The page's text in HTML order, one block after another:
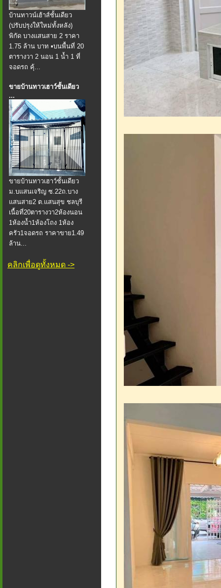
บ้านทาวน์เฮ้าส์ชั้นเดียว
(ปรับปรุงให้ใหม่ทั้งหลัง)
พิกัด บางแสนสาย 2 ราคา
1.75 ล้าน บาท ▪️บนพื้นที่ 20
ตารางวา 2 นอน 1 น้ำ 1 ที่
จอดรถ คุ้...
ขายบ้านทาวเฮาว์ชั้นเดียว
...
ขายบ้านทาวเฮาว์ชั้นเดียว
ม.บแสนเจริญ ซ.22ถ.บาง
แสนสาย2 ต.แสนสุข ชลบุรี
เนื้อที่20ตารางวา2ห้องนอน
1ห้องน้ำ1ห้องโถง 1ห้อง
ครัว1จอดรถ ราคาขาย1.49
ล้าน...
คลิกเพื่อดูทั้งหมด ->